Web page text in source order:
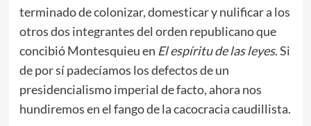
terminado de colonizar, domesticar y nulificar a los
otros dos integrantes del orden republicano que
concibió Montesquieu en El espíritu de las leyes. Si
de por sí padecíamos los defectos de un
presidencialismo imperial de facto, ahora nos
hundiremos en el fango de la cacocracia caudillista.